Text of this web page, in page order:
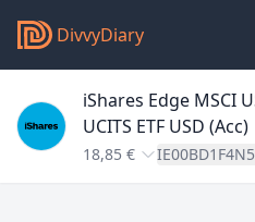
DivvyDiary
iShares Edge MSCI
UCITS ETF USD (Acc)
18,85 €